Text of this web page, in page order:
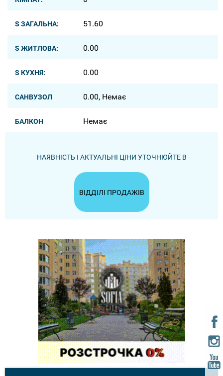
S ЗАГАЛЬНА: 51.60
S ЖИТЛОВА: 0.00
S КУХНЯ: 0.00
САНВУЗОЛ 0.00, Немає
БАЛКОН Немає
НАЯВНІСТЬ І АКТУАЛЬНІ ЦІНИ УТОЧНЮЙТЕ В
ВІДДІЛІ ПРОДАЖІВ